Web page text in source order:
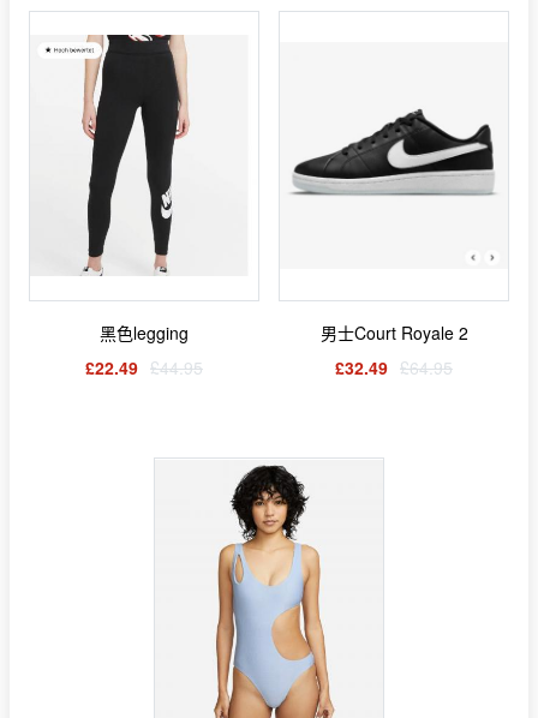
黑色legging
£22.49 £44.95
男士Court Royale 2
£32.49 £64.95